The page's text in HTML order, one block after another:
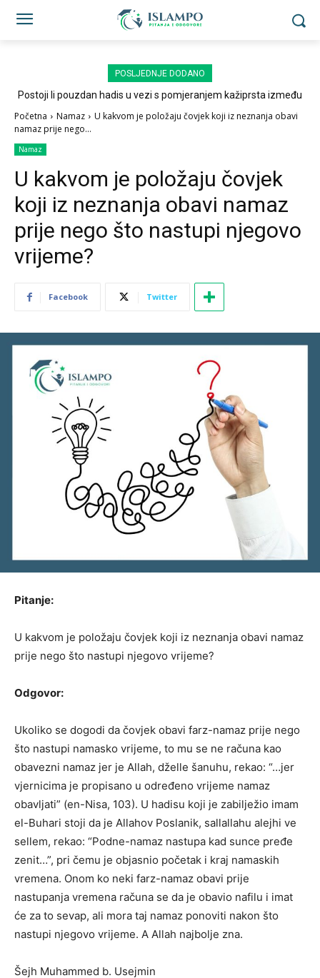
POSLJEDNJE DODANO
Postoji li pouzdan hadis u vezi s pomjeranjem kažiprsta između
Početna Namaz
U kakvom je položaju čovjek koji iz neznanja obavi
namaz prije nego...
Namaz
U kakvom je položaju čovjek
koji iz neznanja obavi namaz
prije nego što nastupi njegovo
vrijeme?
Facebook Twitter
Pitanje:
U kakvom je položaju čovjek koji iz neznanja obavi namaz
prije nego što nastupi njegovo vrijeme?
Odgovor:
Ukoliko se dogodi da čovjek obavi farz-namaz prije nego
što nastupi namasko vrijeme, to mu se ne računa kao
obavezni namaz jer je Allah, dželle šanuhu, rekao: “…jer
vjernicima je propisano u određeno vrijeme namaz
obavljati” (en-Nisa, 103). U hadisu koji je zabilježio imam
el-Buhari stoji da je Allahov Poslanik, sallallahu alejhi ve
sellem, rekao: “Podne-namaz nastupa kad sunce pređe
zenit…”, pri čemu je objasnio početak i kraj namaskih
vremena. Onom ko neki farz-namaz obavi prije
nastupanja vremena računa se da je obavio nafilu i imat
će za to sevap, ali mora taj namaz ponoviti nakon što
nastupi njegovo vrijeme. A Allah najbolje zna.
Šejh Muhammed b. Usejmin